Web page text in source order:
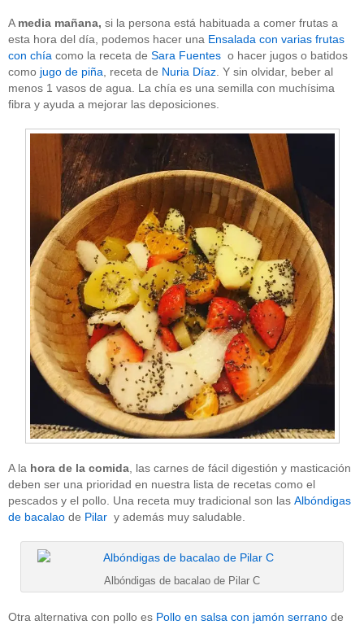
A media mañana, si la persona está habituada a comer frutas a
esta hora del día, podemos hacer una Ensalada con varias frutas
con chía como la receta de Sara Fuentes o hacer jugos o batidos
como jugo de piña , receta de Nuria Díaz . Y sin olvidar, beber al
menos 1 vasos de agua. La chía es una semilla con muchísima
fibra y ayuda a mejorar las deposiciones.
A la hora de la comida , las carnes de fácil digestión y masticación
deben ser una prioridad en nuestra lista de recetas como el
pescados y el pollo. Una receta muy tradicional son las Albóndigas
de bacalao de Pilar y además muy saludable.
Albóndigas de bacalao de Pilar C
Otra alternativa con pollo es Pollo en salsa con jamón serrano de